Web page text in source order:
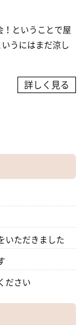
ということで屋
うにはまだ涼し
詳しく見る
いただきました
ださい